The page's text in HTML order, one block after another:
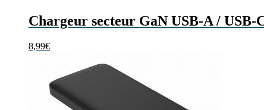
Chargeur secteur GaN USB-A /
8,99€